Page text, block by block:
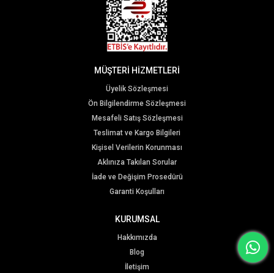
MÜŞTERİ HİZMETLERİ
Üyelik Sözleşmesi
Ön Bilgilendirme Sözleşmesi
Mesafeli Satış Sözleşmesi
Teslimat ve Kargo Bilgileri
Kişisel Verilerin Korunması
Aklınıza Takılan Sorular
İade ve Değişim Prosedürü
Garanti Koşulları
KURUMSAL
Hakkımızda
Blog
İletişim